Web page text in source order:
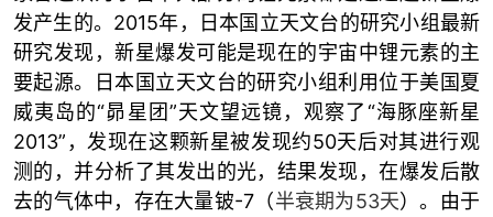
发产生的。2015年，日本国立天文台的研究小组最新
研究发现，新星爆发可能是现在的宇宙中锂元素的主
要起源。日本国立天文台的研究小组利用位于美国夏
威夷岛的“昴星团”天文望远镜，观察了“海豚座新星
2013”，发现在这颗新星被发现约50天后对其进行观
测的，并分析了其发出的光，结果发现，在爆发后散
去的气体中，存在大量铍-7（半衰期为53天）。由于